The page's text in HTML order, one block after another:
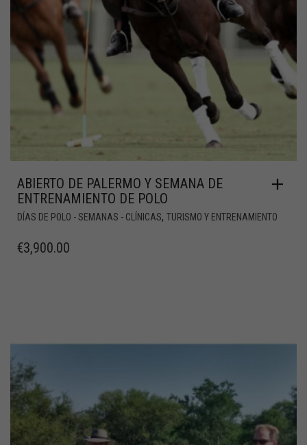
ABIERTO DE PALERMO Y SEMANA DE
ENTRENAMIENTO DE POLO
DÍAS DE POLO - SEMANAS - CLÍNICAS, TURISMO Y ENTRENAMIENTO
€3,900.00